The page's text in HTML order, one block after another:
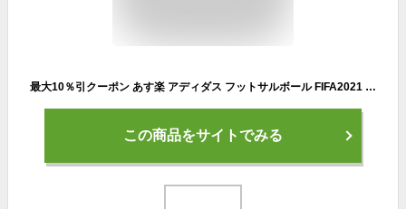
最大10％引クーポン あす楽 アディダス フットサルボール FIFA2021 コネクト21 フットサル3号球 検定球 公式試合レプリカ別色モデル 手縫い 赤色 AFF331R
この商品をサイトでみる